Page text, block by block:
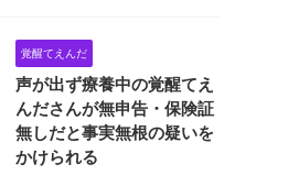
覚醒てえんだ
声が出ず療養中の覚醒てえ
んださんが無申告・保険証
無しだと事実無根の疑いを
かけられる